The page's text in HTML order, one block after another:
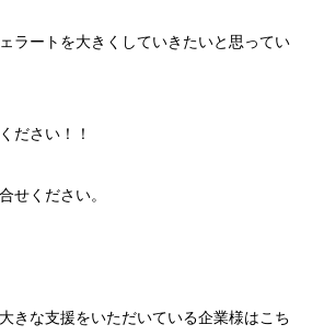
ラートを大きくしていきたいと思ってい
ださい！！
せください。
きな支援をいただいている企業様はこち